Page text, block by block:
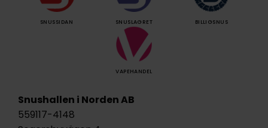
SNUSSIDAN SNUSLAGRET BILLIGSNUS
VAPEHANDEL
Snushallen i Norden AB
559117-4148